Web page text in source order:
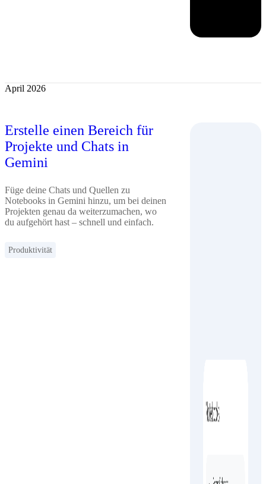
April 2026
Erstelle einen Bereich für
Projekte und Chats in
Gemini
Füge deine Chats und Quellen zu
Notebooks in Gemini hinzu, um bei deinen
Projekten genau da weiterzumachen, wo
du aufgehört hast – schnell und einfach.
Produktivität